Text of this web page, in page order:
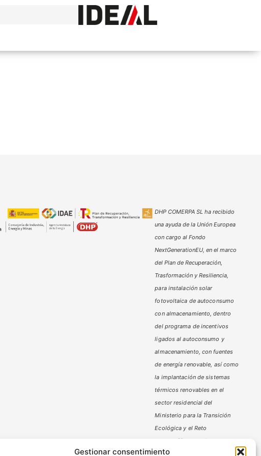
Gestionar consentimiento
DHP COMERPA SL ha recibido
una ayuda de la Unión Europea
con cargo al Fondo
NextGenerationEU, en el marco
del Plan de Recuperación,
Trasformación y Resiliencia,
para instalación solar
fotovoltaica de autoconsumo
con almacenamiento, dentro
del programa de incentivos
ligados al autoconsumo y
almacenamiento, con fuentes
de energía renovable, así como
la implantación de sistemas
térmicos renovables en el
sector residencial del
Ministerio para la Transición
Ecológica y el Reto
Demográfico,
gestionado por
la Junta de Andalucía, a través